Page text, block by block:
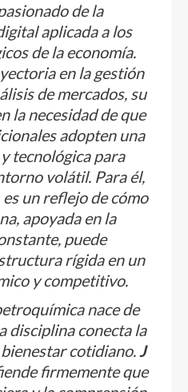
de la
aplicada a los
de la economía.
en la gestión
de mercados, su
la necesidad de que
adopten una
tecnológica para
volátil. Para él,
un reflejo de cómo
apoyada en la
puede
rígida en un
y competitivo.
nace de
disciplina conecta la
cotidiano.J
firmemente que